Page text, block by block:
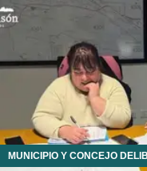
MUNICIPIO Y CONCEJO